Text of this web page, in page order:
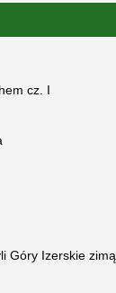
cz. I
Góry Izerskie zimą.